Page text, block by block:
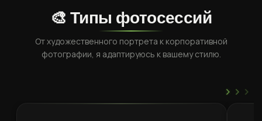
🎨 Типы фотосессий
От художественного портрета к корпоративной
фотографии, я адаптируюсь к вашему стилю.
› › ›